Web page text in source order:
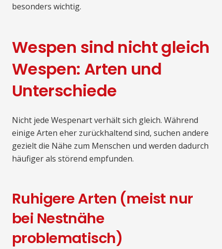
besonders wichtig.
Wespen sind nicht gleich
Wespen: Arten und
Unterschiede
Nicht jede Wespenart verhält sich gleich. Während
einige Arten eher zurückhaltend sind, suchen andere
gezielt die Nähe zum Menschen und werden dadurch
häufiger als störend empfunden.
Ruhigere Arten (meist nur
bei Nestnähe
problematisch)